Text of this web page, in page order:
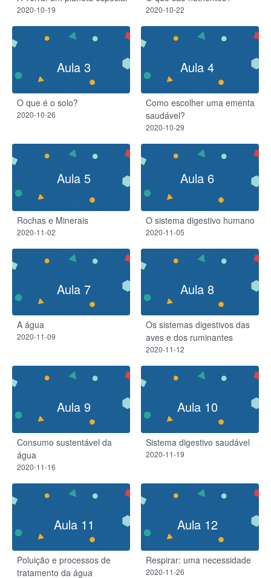
2020-10-19 2020-10-22
Aula 3
O que é o solo?
2020-10-26
Aula 4
Como escolher uma ementa
saudável?
2020-10-29
Aula 5
Rochas e Minerais
2020-11-02
Aula 6
O sistema digestivo humano
2020-11-05
Aula 7
A água
2020-11-09
Aula 8
Os sistemas digestivos das
aves e dos ruminantes
2020-11-12
Aula 9
Consumo sustentável da
água
2020-11-16
Aula 10
Sistema digestivo saudável​
2020-11-19
Aula 11
Poluição e processos de
tratamento da água
Aula 12
Respirar: uma necessidade
2020-11-26